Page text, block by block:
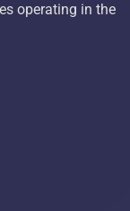
operating in the